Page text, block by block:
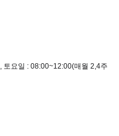
, 토요일 : 08:00~12:00(매월 2,4주